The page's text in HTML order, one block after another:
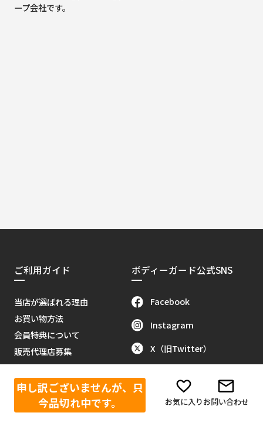
申し訳ございませんが、只
今品切れ中です。
お気に入りお問い合わせ
ープ会社です。
ご利用ガイド
当店が選ばれる理由
お買い物方法
会員特典について
販売代理店募集
当サイトについて
お問い合わせ
特定商取引に関する法律
反社会的勢力排除に関する基本
ボディーガード公式SNS
Facebook
Instagram
X（旧Twitter）